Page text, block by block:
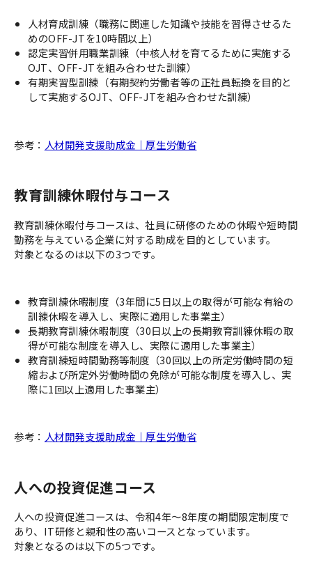
人材育成訓練（職務に関連した知識や技能を習得させるた
めのOFF-JTを10時間以上）
認定実習併用職業訓練（中核人材を育てるために実施する
OJT、OFF-JTを組み合わせた訓練）
有期実習型訓練（有期契約労働者等の正社員転換を目的と
して実施するOJT、OFF-JTを組み合わせた訓練）
参考： 人材開発支援助成金｜厚生労働省
教育訓練休暇付与コース
教育訓練休暇付与コースは、社員に研修のための休暇や短時間
勤務を与えている企業に対する助成を目的としています。
対象となるのは以下の3つです。
教育訓練休暇制度（3年間に5日以上の取得が可能な有給の
訓練休暇を導入し、実際に適用した事業主）
長期教育訓練休暇制度（30日以上の長期教育訓練休暇の取
得が可能な制度を導入し、実際に適用した事業主）
教育訓練短時間勤務等制度（30回以上の所定労働時間の短
縮および所定外労働時間の免除が可能な制度を導入し、実
際に1回以上適用した事業主）
参考： 人材開発支援助成金｜厚生労働省
人への投資促進コース
人への投資促進コースは、令和4年～8年度の期間限定制度で
あり、IT研修と親和性の高いコースとなっています。
対象となるのは以下の5つです。